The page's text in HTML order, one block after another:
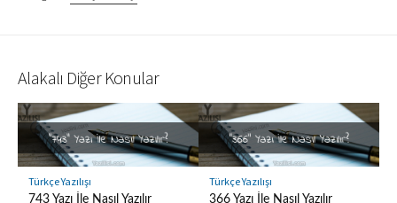
Alakalı Diğer Konular
Türkçe Yazılışı
743 Yazı İle Nasıl Yazılır
Türkçe Yazılışı
366 Yazı İle Nasıl Yazılır